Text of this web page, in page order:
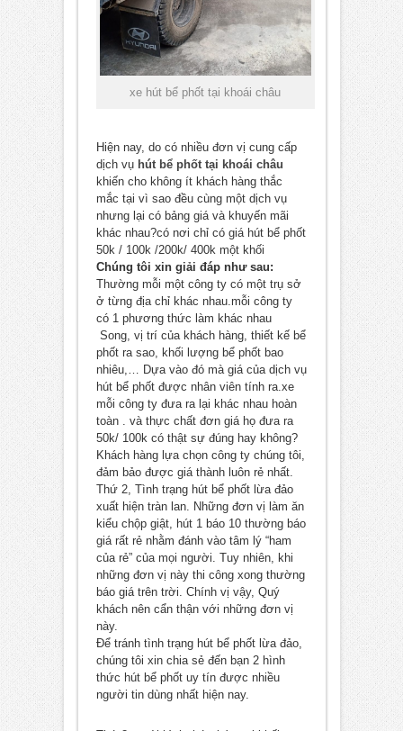
xe hút bể phốt tại khoái châu
Hiện nay, do có nhiều đơn vị cung cấp
dịch vụhút bể phốt tại khoái châu
khiến cho không ít khách hàng thắc
mắc tại vì sao đều cùng một dịch vụ
nhưng lại có bảng giá và khuyến mãi
khác nhau?có nơi chỉ có giá hút bể phốt
50k / 100k /200k/ 400k một khối
Chúng tôi xin giải đáp như sau:
Thường mỗi một công ty có một trụ sở
ở từng địa chỉ khác nhau.mỗi công ty
có 1 phương thức làm khác nhau
Song, vị trí của khách hàng, thiết kế bể
phốt ra sao, khối lượng bể phốt bao
nhiêu,… Dựa vào đó mà giá của dịch vụ
hút bể phốt được nhân viên tính ra.xe
mỗi công ty đưa ra lại khác nhau hoàn
toàn . và thực chất đơn giá họ đưa ra
50k/ 100k có thật sự đúng hay không?
Khách hàng lựa chọn công ty chúng tôi,
đảm bảo được giá thành luôn rẻ nhất.
Thứ 2, Tình trạng hút bể phốt lừa đảo
xuất hiện tràn lan. Những đơn vị làm ăn
kiểu chộp giật, hút 1 báo 10 thường báo
giá rất rẻ nhằm đánh vào tâm lý “ham
của rẻ” của mọi người. Tuy nhiên, khi
những đơn vị này thi công xong thường
báo giá trên trời. Chính vị vậy, Quý
khách nên cẩn thận với những đơn vị
này.
Để tránh tình trạng hút bể phốt lừa đảo,
chúng tôi xin chia sẻ đến bạn 2 hình
thức hút bể phốt uy tín được nhiều
người tin dùng nhất hiện nay.